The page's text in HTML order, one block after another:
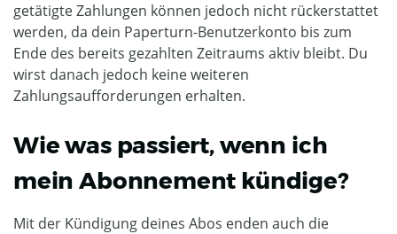
getätigte Zahlungen können jedoch nicht rückerstattet
werden, da dein Paperturn-Benutzerkonto bis zum
Ende des bereits gezahlten Zeitraums aktiv bleibt. Du
wirst danach jedoch keine weiteren
Zahlungsaufforderungen erhalten.
Wie was passiert, wenn ich
mein Abonnement kündige?
Mit der Kündigung deines Abos enden auch die